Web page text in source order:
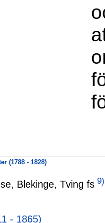
(1788 - 1828)
Blekinge, Tving fs 9)
- 1865)